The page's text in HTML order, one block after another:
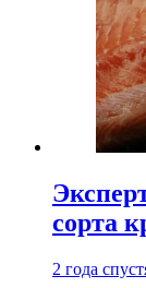
сорта
2 года